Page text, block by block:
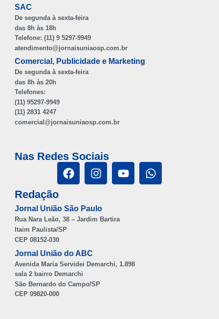
SAC
De segunda à sexta-feira
das 8h às 18h
Telefone: (11) 9 5297-9949
atendimento@jornaisuniaosp.com.br
Comercial, Publicidade e Marketing
De segunda à sexta-feira
das 8h às 20h
Telefones:
(11) 95297-9949
(11) 2831 4247
comercial@jornaisuniaosp.com.br
Nas Redes Sociais
Redação
Jornal União São Paulo
Rua Nara Leão, 38 – Jardim Bartira
Itaim Paulista/SP
CEP 08152-030
Jornal União do ABC
Avenida Maria Servidei Demarchi, 1.898
sala 2 bairro Demarchi
São Bernardo do Campo/SP
CEP 09820-000